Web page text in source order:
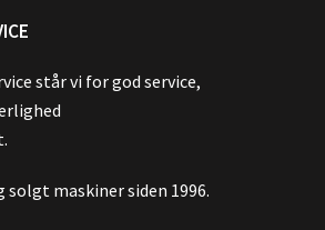
står vi for god service,
solgt maskiner siden 1996.